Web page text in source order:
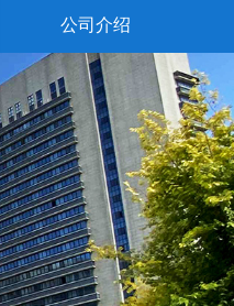
公司介绍